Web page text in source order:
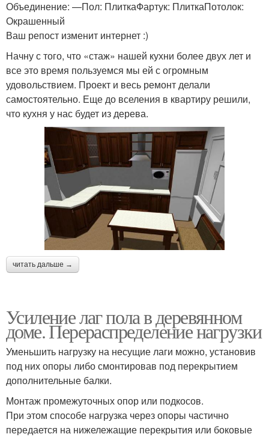
Объединение: —Пол: ПлиткаФартук: ПлиткаПотолок:
Окрашенный
Ваш репост изменит интернет :)
Начну с того, что «стаж» нашей кухни более двух лет и
все это время пользуемся мы ей с огромным
удовольствием. Проект и весь ремонт делали
самостоятельно. Еще до вселения в квартиру решили,
что кухня у нас будет из дерева.
читать дальше →
Усиление лаг пола в деревянном
доме. Перераспределение нагрузки
Уменьшить нагрузку на несущие лаги можно, установив
под них опоры либо смонтировав под перекрытием
дополнительные балки.
Монтаж промежуточных опор или подкосов.
При этом способе нагрузка через опоры частично
передается на нижележащие перекрытия или боковые